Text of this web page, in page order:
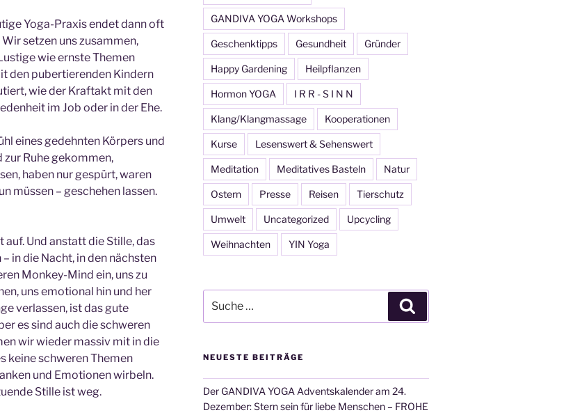
Yoga-Praxis endet dann oft
setzen uns zusammen,
wie ernste Themen
den pubertierenden Kindern
wie der Kraftakt mit den
im Job oder in der Ehe.
eines gedehnten Körpers und
zur Ruhe gekommen,
haben nur gespürt, waren
müssen – geschehen lassen.
auf. Und anstatt die Stille, das
in die Nacht, in den nächsten
Monkey-Mind ein, uns zu
uns emotional hin und her
verlassen, ist das gute
es sind auch die schweren
wir wieder massiv mit in die
keine schweren Themen
und Emotionen wirbeln.
Stille ist weg.
GANDIVA YOGA Workshops
Geschenktipps Gesundheit Gründer
Happy Gardening Heilpflanzen
Hormon YOGA I R R - S I N N
Klang/Klangmassage Kooperationen
Kurse Lesenswert & Sehenswert
Meditation Meditatives Basteln Natur
Ostern Presse Reisen Tierschutz
Umwelt Uncategorized Upcycling
Weihnachten YIN Yoga
nach:
NEUESTE BEITRÄGE
Der GANDIVA YOGA Adventskalender am 24.
Dezember: Stern sein für liebe Menschen – FROHE